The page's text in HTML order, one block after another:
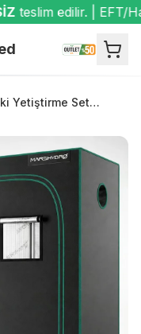
teslim edilir. | EFT/
TS1000 Bitki Yetiştirme Seti (70x70)